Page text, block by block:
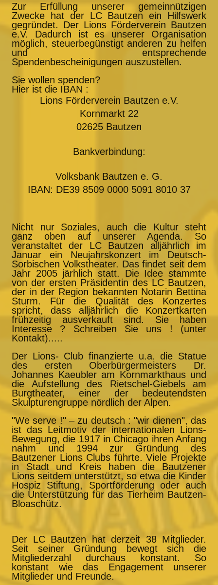
Zur Erfüllung unserer gemeinnützigen
Zwecke hat der LC Bautzen ein Hilfswerk
gegründet. Der Lions Förderverein Bautzen
e.V. Dadurch ist es unserer Organisation
möglich, steuerbegünstigt anderen zu helfen
und entsprechende
Spendenbescheinigungen auszustellen.
Sie wollen spenden?
Hier ist die IBAN :
Lions Förderverein Bautzen e.V.
Kornmarkt 22
02625 Bautzen
Bankverbindung:
Volksbank Bautzen e. G.
IBAN: DE39 8509 0000 5091 8010 37
Nicht nur Soziales, auch die Kultur steht
ganz oben auf unserer Agenda. So
veranstaltet der LC Bautzen alljährlich im
Januar ein Neujahrskonzert im Deutsch-
Sorbischen Volkstheater. Das findet seit dem
Jahr 2005 järhlich statt. Die Idee stammte
von der ersten Präsidentin des LC Bautzen,
der in der Region bekannten Notarin Bettina
Sturm. Für die Qualität des Konzertes
spricht, dass alljährlich die Konzertkarten
frühzeitig ausverkauft sind. Sie haben
Interesse ? Schreiben Sie uns ! (unter
Kontakt).....
Der Lions- Club finanzierte u.a. die Statue
des ersten Oberbürgermeisters Dr.
Johannes Kaeubler am Kornmarkthaus und
die Aufstellung des Rietschel-Giebels am
Burgtheater, einer der bedeutendsten
Skulpturengruppe nördlich der Alpen.
"We serve !" – zu deutsch : "wir dienen", das
ist das Leitmotiv der internationalen Lions-
Bewegung, die 1917 in Chicago ihren Anfang
nahm und 1994 zur Gründung des
Bautzener Lions Clubs führte. Viele Projekte
in Stadt und Kreis haben die Bautzener
Lions seitdem unterstützt, so etwa die Kinder
Hospiz Stiftung, Sportförderung oder auch
die Unterstützung für das Tierheim Bautzen-
Bloaschütz.
Der LC Bautzen hat derzeit 38 Mitglieder.
Seit seiner Gründung bewegt sich die
Mitgliederzahl durchaus konstant. So
konstant wie das Engagement unserer
Mitglieder und Freunde.